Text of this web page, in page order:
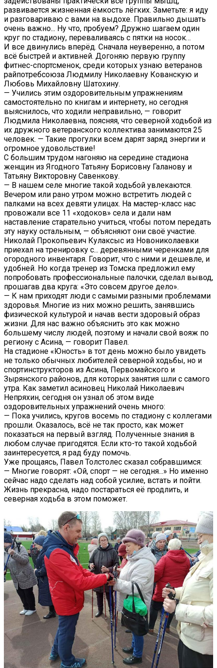
развивается жизненная ёмкость лёгких. Заметьте: я иду
и разговариваю с вами на выдохе. Правильно дышать
очень важно... Ну что, пробуем? Дружно шагаем один
круг по стадиону, переваливаясь с пятки на носок…
И все двинулись вперёд. Сначала неуверенно, а потом
всё быстрей и активней. Догоняю первую группу
фитнес-спортсменок, среди которых узнаю ветеранов
райпотребсоюза Людмилу Николаевну Кованскую и
Любовь Михайловну Шатохину.
— Учились этим оздоровительным упражнениям
самостоятельно по книгам и интернету, но сегодня
выяснилось, что ходили неправильно, — говорит
Людмила Николаевна, поясняя, что северной ходьбой из
их дружного ветеранского коллектива занимаются 25
человек. — Такие прогулки всем дарят заряд энергии и
огромное удовольствие!
С большим трудом нагоняю на середине стадиона
женщин из Ягодного Татьяну Борисовну Галанову и
Татьяну Викторовну Савенкову.
— В нашем селе многие такой ходьбой увлекаются.
Вечером или рано утром можно встретить людей с
палками на всех девяти улицах. На мастер-класс нас
провожали все 11 «ходоков» села и дали нам
наставление старательно учиться, чтобы потом передать
эту науку остальным, — объясняют они своё участие.
Николай Прокопьевич Кулаксыс из Новониколаевки
приехал на тренировку с... деревянными черенками для
огородного инвентаря. Говорит, что с ними и дешевле, и
удобней. Но когда тренер из Томска предложил ему
попробовать профессиональные палочки, сделал вывод,
прошагав два круга: «Это совсем другое дело».
— К нам приходят люди с самыми разными проблемами
здоровья. Многие из них можно решить, занявшись
физической культурой и начав вести здоровый образ
жизни. Для нас важно объяснить это как можно
большему числу людей, поэтому и начали свой вояж по
региону с Асина, — говорит Павел.
На стадионе «Юность» в тот день можно было увидеть
не только обычных любителей северной ходьбы, но и
спортинструкторов из Асина, Первомайского и
Зырянского районов, для которых занятия шли с самого
утра. Как заметил асиновец Николай Николаевич
Непряхин, сегодня он узнал об этом виде
оздоровительных упражнений очень много:
— Пока учились, кругов восемь по стадиону с коллегами
прошли. Оказалось, всё не так просто, как может
показаться на первый взгляд. Полученные знания в
любом случае пригодятся. Если кто-то такой ходьбой
заинтересуется, я рад буду помочь.
Уже прощаясь, Павел Толстолес сказал собравшимся:
— Многие говорят: «Ой, спорт — не сегодня...» Но именно
сейчас надо сделать над собой усилие, встать и пойти.
Жизнь прекрасна, надо постараться её продлить, и
северная ходьба в этом поможет.